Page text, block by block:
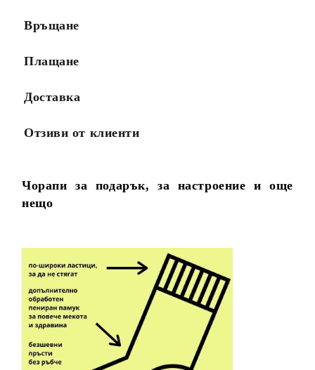
Връщане
Плащане
Доставка
Отзиви от клиенти
Чорапи за подарък, за настроение и още
нещо